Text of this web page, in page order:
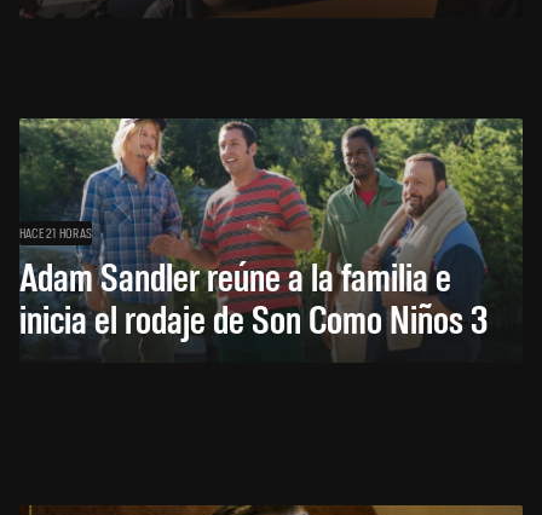
HACE 21 HORAS
Adam Sandler reúne a la familia e
inicia el rodaje de Son Como Niños 3